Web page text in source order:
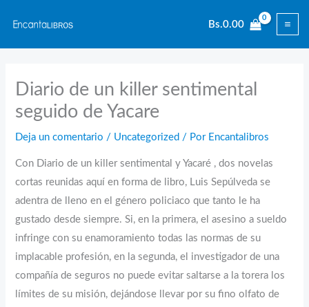
contenido
Bs.0.00
Diario de un killer sentimental
seguido de Yacare
Deja un comentario / Uncategorized / Por Encantalibros
Con Diario de un killer sentimental y Yacaré , dos novelas
cortas reunidas aquí en forma de libro, Luis Sepúlveda se
adentra de lleno en el género policiaco que tanto le ha
gustado desde siempre. Si, en la primera, el asesino a sueldo
infringe con su enamoramiento todas las normas de su
implacable profesión, en la segunda, el investigador de una
compañía de seguros no puede evitar saltarse a la torera los
límites de su misión, dejándose llevar por su fino olfato de